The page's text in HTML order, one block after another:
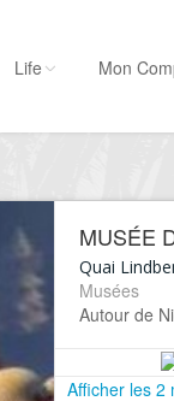
Life Mon
MUSÉE
Quai
Musées
Autour de
Afficher les 2